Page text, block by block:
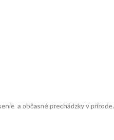
a občasné prechádzky v prírode.